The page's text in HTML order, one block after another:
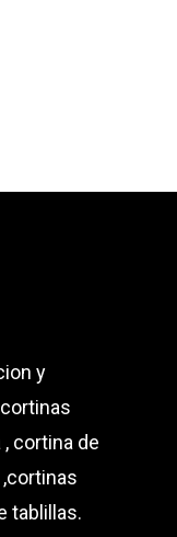
y
cortina de
tablillas.